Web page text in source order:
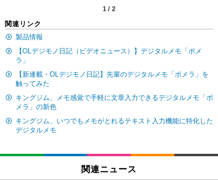
ュチェア 人間工学 疲れない ブラック
Sezlife オフィスチェア デスクチェア 疲れない テレ
レスト 3Dヘッドレスト ハンガー付き 高反発クッシ
ョン PCチェア 通気性メッシュ ゲーミング/勉強/事
務用 おしゃれ パソコンチェア (ブラック)
レスト 3Dヘッドレスト ハンガー付き 高反発クッシ
ョン PCチェア 通気性メッシュ ゲーミング/勉強/事
務用 おしゃれ パソコンチェア (ホワイト)
￥109,572
【純正品】27"ゲーミングモニター DualSense 充電
￥49,979
応 ComfortView ビジネス向け
x2袋(84枚) ホワイト(吸収面:ライトブルー)
ネオ・ルーライフ ネオ・オムツ L 中型犬用 26枚入
￥1,800
1 / 2
関連リンク
製品情報
【OLデジモノ日記（ビデオニュース）】デジタルメモ「ポメ
ラ」
【新連載・OLデジモノ日記】先輩のデジタルメモ「ポメラ」を
触ってみた
キングジム、メモ感覚で手軽に文章入力できるデジタルメモ「ポ
メラ」の新色
キングジム、いつでもメモがとれるテキスト入力機能に特化した
デジタルメモ
関連ニュース